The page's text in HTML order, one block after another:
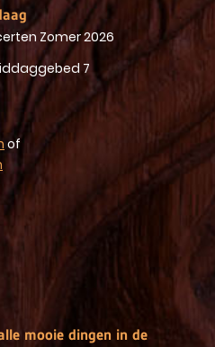
Zomer 2026
7
of
mooie dingen in de